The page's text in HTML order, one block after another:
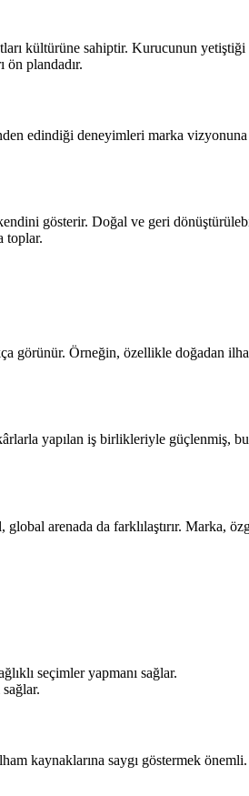
kültürüne sahiptir. Kurucunun
ön plandadır.
edindiği deneyimleri marka
gösterir. Doğal ve geri
toplar.
görünür. Örneğin, özellikle
yapılan iş birlikleriyle güçlenmiş,
arenada da farklılaştırır. Marka,
seçimler yapmanı sağlar.
kaynaklarına saygı göstermek